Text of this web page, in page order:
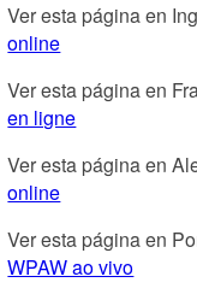
Ver esta página en
online
Ver esta página en
en ligne
Ver esta página en
online
Ver esta página en
WPAW ao vivo